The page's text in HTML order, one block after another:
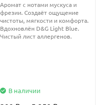
Аромат с нотами мускуса и
фрезии. Создаёт ощущение
чистоты, мягкости и комфорта.
Вдохновлён D&G Light Blue.
Чистый лист аллергенов.
В наличии